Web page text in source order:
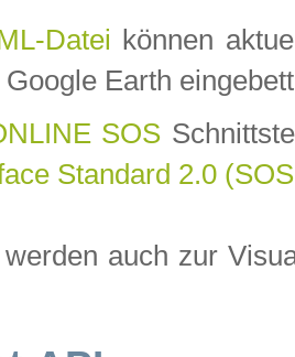
Datei können
Google Earth
SOS
Standard 2.0
werden auch zur